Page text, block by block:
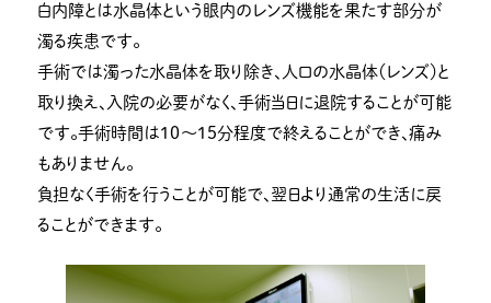
白内障とは水晶体という眼内のレンズ機能を果たす部分が
濁る疾患です。
手術では濁った水晶体を取り除き、人口の水晶体（レンズ）と
取り換え、入院の必要がなく、手術当日に退院することが可能
です。手術時間は10〜15分程度で終えることができ、痛み
もありません。
負担なく手術を行うことが可能で、翌日より通常の生活に戻
ることができます。